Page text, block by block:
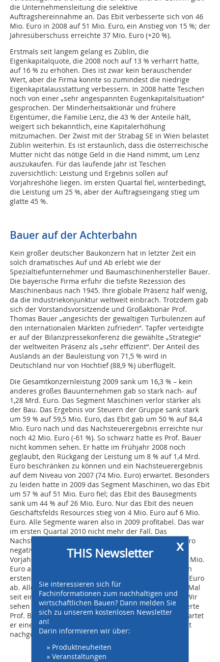
die Unternehmensleitung die selektive
Auftragshereinnahme an. Das Ebit verbesserte sich von 46
Mio. Euro in 2008 auf 51 Mio. Euro, ein Anstieg von 15 %; der
Jahresüberschuss erreichte 37 Mio. Euro (+20 %).
Erstmals seit langem gelang es Züblin, die
Eigenkapitalquote, die 2008 noch auf 13 % verharrt hatte,
auf 16 % zu erhöhen. Dies ist zwar kein berauschender
Wert, aber die Firma konnte so zumindest die niedrige
Eigenkapitalausstattung verbessern. In 2008 hatte Teschen
noch von einer „sehr angespannten Eugenkapitalsituation“
gesprochen. Der Minderheitsaktionär und frühere
Eigentümer, die Familie Lenz, die 43 % der Anteile hält,
weigert sich bekanntlich, eine Kapitalerhöhung
mitzumachen. Der Zwist mit der Strabag SE in Wien belastet
Züblin weiterhin. Es ist erstaunlich, dass die österreichische
Mutter nicht das nötige Geld in die Hand nimmt, um Lenz
auszukaufen. Für das laufende Jahr ist Teschen
zuversichtlich: Leistung und Ergebnis sollen auf
Vorjahreshöhe liegen. Im ersten Quartal fiel, winterbedingt,
die Leistung um 25 %, aber der Auftragseingang stieg um
glatte 45 %.
Bauer auf der Achterbahn
Kein großer deutscher Baukonzern hat in letzter Zeit ein
solch dramatisches Auf und Ab erlebt wie der
Spezialtiefunternehmer und Baumaschinenhersteller Bauer.
Die bayerische Firma erfuhr die tiefste Rezession des
Maschinenbaus nach 1945. Ihre globale Präsenz half wenig,
da die Industriekonjunktur weltweit einbrach. Trotzdem gab
sich der Vorstandsvorsitzende und Großaktionär Prof.
Thomas Bauer „angesichts der gewaltigen Turbulenzen auf
den internationalen Märkten zufrieden“. Tapfer verteidigte
er auf der Bilanzpressekonferenz die gewählte „Strategie“
der weltweiten Präsenz als „sehr effizient“. Der Anteil des
Auslands an der Bauleistung von 71,5 % wird in
Deutschland nur von Hochtief (88,9 %) überflügelt.
Die Gesamtkonzernleistung 2009 sank um 16,3 % – kein
anderes großes Bauunternehmen gab so stark nach- auf
1,28 Mrd. Euro. Das Segment Maschinen verlor stärker als
der Bau. Das Ergebnis vor Steuern der Gruppe sank stark
um 59 % auf 59,5 Mio. Euro, das Ebit gab um 50 % auf 84,4
Mio. Euro nach und das Nachsteuerergebnis erreichte nur
noch 42 Mio. Euro (-61 %). So schwarz hatte es Prof. Bauer
nicht kommen sehen. Er hatte im Frühjahr 2008 noch
geglaubt, den Rückgang der Leistung um 8 % auf 1,4 Mrd.
Euro beschränken zu können und ein Nachsteuerergebnis
auf dem Niveau von 2007 (74 Mio. Euro) erwartet. Besonders
zu leiden hatte in 2009 das Segment Maschinen, wo das Ebit
um 57 % auf 51 Mio. Euro fiel; das Ebit des Bausegments
sank um 44 % auf 26 Mio. Euro. Nur das Ebit des neuen
Geschäftsfelds Resources stieg von 4 Mio. Euro auf 6 Mio.
Euro. Alle Segmente waren also in 2009 profitabel. Das war
im ersten Quartal 2010 nicht mehr der Fall. Das
Nachsteuerergebnis des Konzerns war um 4,4 Mio. Euro
negativ, gegenüber einem Plus von 11 Mio. Euro im
Vorjahresquartal. Das Ebit von Januar-März fiel von 22 Mio.
Euro auf 6 Mio. Euro. Die Konzernleistung nahm in den
ersten drei Monaten noch stark um 31 % auf 261 Mio. Euro
ab. Allerdings zeigte der Auftragseingang zum ersten Mal
seit einem Jahr wieder nach oben: er stieg um 22 %. „Wir
sehen einen wieder relativ stabilen Markt“, kommentierte
Prof. Bauer den Start in 2010. Für das Gesamtjahr erwartet
er eine gleichbleibende Konzernleistung und ein leicht
nachgebendes Nachsteuerergebnis von 40 Mio. Euro.
x
THIS Newsletter
Sie interessieren sich für
Fachinformationen zum nachhaltigen und
wirtschaftlichen Bauen? Dann melden Sie
sich zu unserem kostenlosen Newsletter
an!
Darin informieren wir über:
» Produktneuheiten
» Veranstaltungen